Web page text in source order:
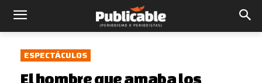
ESPECTÁCULOS
El hombre que amaba los